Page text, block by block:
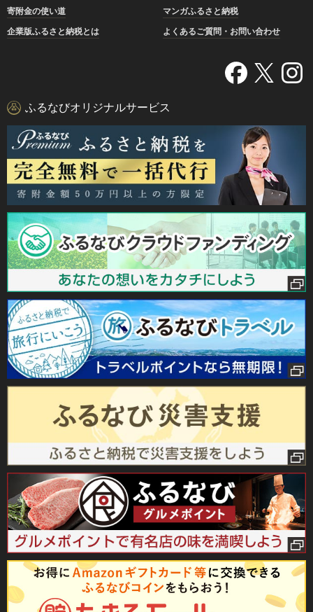
寄附金の使い道
マンガふるさと納税
企業版ふるさと納税とは
よくあるご質問・お問い合わせ
ふるなびオリジナルサービス